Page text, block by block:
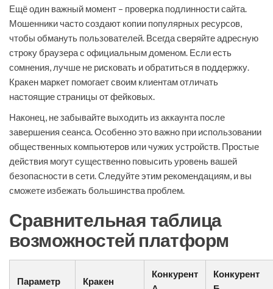
Ещё один важный момент – проверка подлинности сайта.
Мошенники часто создают копии популярных ресурсов,
чтобы обмануть пользователей. Всегда сверяйте адресную
строку браузера с официальным доменом. Если есть
сомнения, лучше не рисковать и обратиться в поддержку.
Кракен маркет помогает своим клиентам отличать
настоящие страницы от фейковых.
Наконец, не забывайте выходить из аккаунта после
завершения сеанса. Особенно это важно при использовании
общественных компьютеров или чужих устройств. Простые
действия могут существенно повысить уровень вашей
безопасности в сети. Следуйте этим рекомендациям, и вы
сможете избежать большинства проблем.
Сравнительная таблица
возможностей платформ
Параметр Кракен
Конкурент
Конкурент